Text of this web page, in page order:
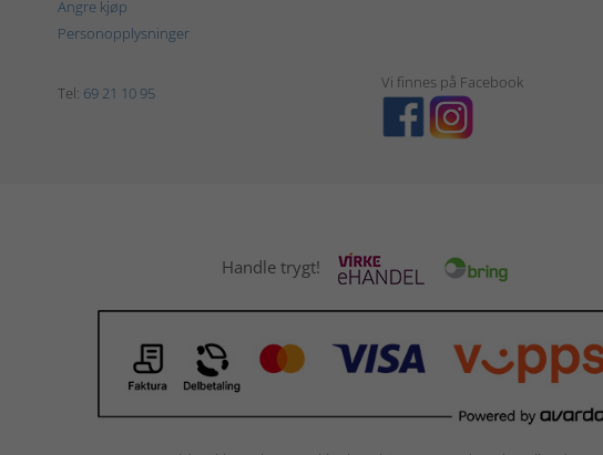
Angre kjøp
Personopplysninger
Tel: 69 21 10 95
Vi finnes på Facebook
Handle trygt!